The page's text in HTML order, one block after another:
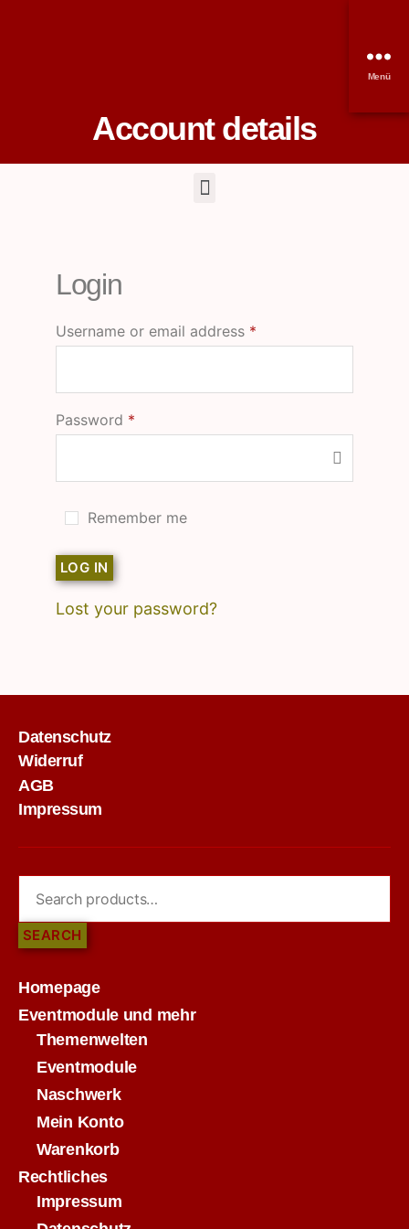
Menü
Account details
Login
Username or email address *
Password *
Remember me
LOG IN
Lost your password?
Datenschutz
Widerruf
AGB
Impressum
SEARCH
Homepage
Eventmodule und mehr
Themenwelten
Eventmodule
Naschwerk
Mein Konto
Warenkorb
Rechtliches
Impressum